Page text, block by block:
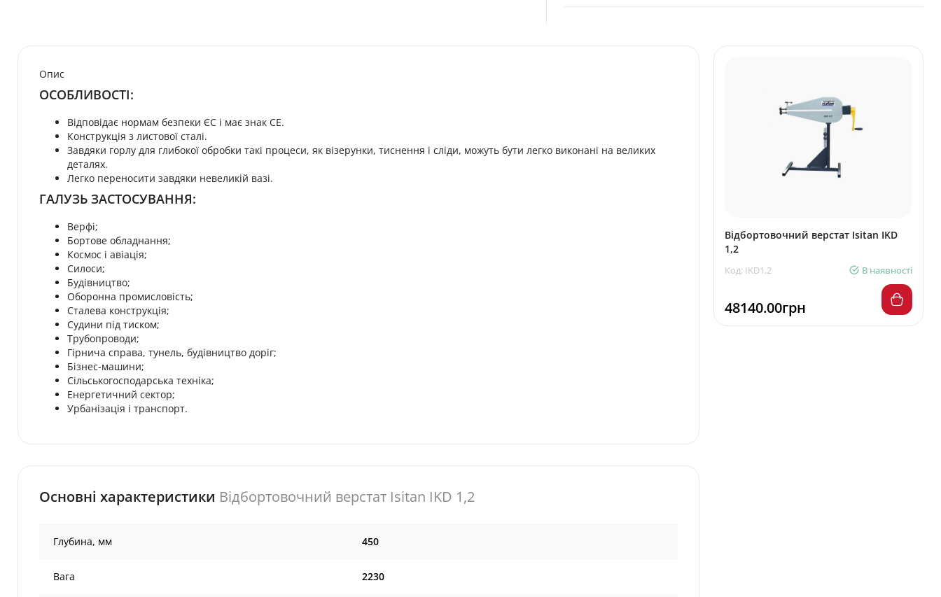
Опис
ОСОБЛИВОСТІ:
Відповідає нормам безпеки ЄС і має знак CE.
Конструкція з листової сталі.
Завдяки горлу для глибокої обробки такі процеси, як візерунки, тиснення і сліди, можуть бути легко виконані на великих
деталях.
Легко переносити завдяки невеликій вазі.
ГАЛУЗЬ ЗАСТОСУВАННЯ:
Верфі;
Бортове обладнання;
Космос і авіація;
Силоси;
Будівництво;
Оборонна промисловість;
Сталева конструкція;
Судини під тиском;
Трубопроводи;
Гірнича справа, тунель, будівництво доріг;
Бізнес-машини;
Сільськогосподарська техніка;
Енергетичний сектор;
Урбанізація і транспорт.
Основні характеристики Відбортовочний верстат Isitan IKD 1,2
Глубина, мм 450
Вага 2230
Відбортовочний верстат Isitan IKD
1,2
Код: IKD1,2 В наявності
48140.00грн